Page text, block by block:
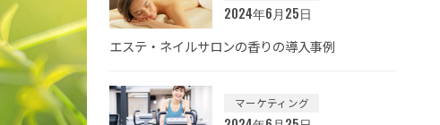
2024年6月25日
エステ・ネイルサロンの香りの導入事例
マーケティング